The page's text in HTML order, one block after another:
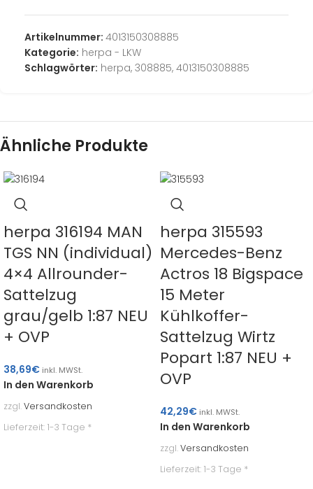
Artikelnummer: 4013150308885
Kategorie: herpa - LKW
Schlagwörter: herpa, 308885, 4013150308885
Ähnliche Produkte
herpa 316194 MAN
TGS NN (individual)
4×4 Allrounder-
Sattelzug
grau/gelb 1:87 NEU
+ OVP
38,69€ inkl. MWSt.
In den Warenkorb
zzgl.Versandkosten
Lieferzeit: 1-3 Tage *
herpa 315593
Mercedes-Benz
Actros 18 Bigspace
15 Meter
Kühlkoffer-
Sattelzug Wirtz
Popart 1:87 NEU +
OVP
42,29€ inkl. MWSt.
In den Warenkorb
zzgl.Versandkosten
Lieferzeit: 1-3 Tage *